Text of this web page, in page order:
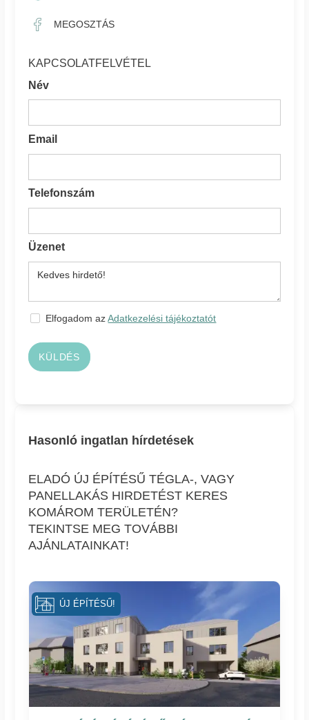
MEGOSZTÁS
KAPCSOLATFELVÉTEL
Név
Email
Telefonszám
Üzenet
Elfogadom azAdatkezelési tájékoztatót
KÜLDÉS
Hasonló ingatlan hírdetések
ELADÓ ÚJ ÉPÍTÉSŰ TÉGLA-, VAGY
PANELLAKÁS HIRDETÉST KERES
KOMÁROM TERÜLETÉN?
TEKINTSE MEG TOVÁBBI
AJÁNLATAINKAT!
ÚJ ÉPÍTÉSŰ!